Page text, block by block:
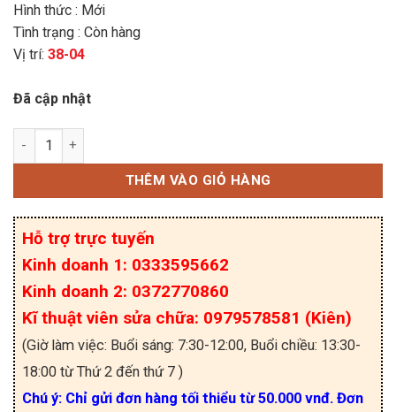
Hình thức : Mới
Tình trạng : Còn hàng
Vị trí: 38-04
Đã cập nhật
PC925L, PC925 Opto Driver SOP-8 nhập khẩu số
THÊM VÀO GIỎ HÀNG
Hỗ trợ trực tuyến
Kinh doanh 1: 0333595662
Kinh doanh 2: 0372770860
Kĩ thuật viên sửa chữa: 0979578581 (Kiên)
(Giờ làm việc: Buổi sáng: 7:30-12:00, Buổi chiều: 13:30-
18:00 từ Thứ 2 đến thứ 7 )
Chú ý: Chỉ gửi đơn hàng tối thiểu từ 50.000 vnđ. Đơn